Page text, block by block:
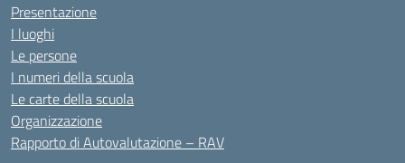
Presentazione
I luoghi
Le persone
I numeri della scuola
Le carte della scuola
Organizzazione
Rapporto di Autovalutazione – RAV